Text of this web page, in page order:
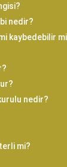
nedir?
kaybedebilir
nedir?
mi?